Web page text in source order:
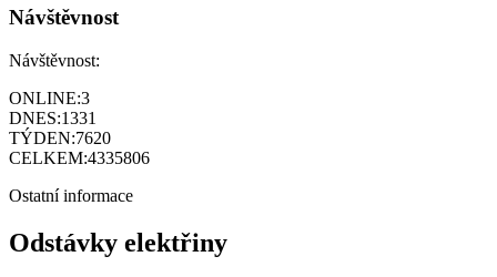
Návštěvnost
Návštěvnost:
ONLINE:3
DNES:1331
TÝDEN:7620
CELKEM:4335806
Ostatní informace
Odstávky elektřiny